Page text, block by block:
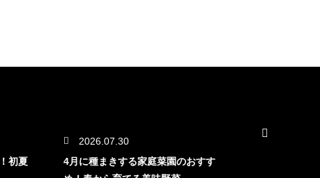
初夏
2026.07.30
4月に種まきする家庭菜園のおすす